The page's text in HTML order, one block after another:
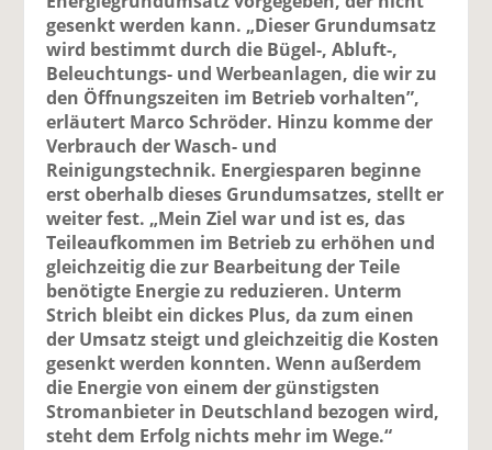
gesenkt werden kann. „Dieser Grundumsatz
wird bestimmt durch die Bügel-, Abluft-,
Beleuchtungs- und Werbeanlagen, die wir zu
den Öffnungszeiten im Betrieb vorhalten”,
erläutert Marco Schröder. Hinzu komme der
Verbrauch der Wasch- und
Reinigungstechnik. Energiesparen beginne
erst oberhalb dieses Grundumsatzes, stellt er
weiter fest. „Mein Ziel war und ist es, das
Teileaufkommen im Betrieb zu erhöhen und
gleichzeitig die zur Bearbeitung der Teile
benötigte Energie zu reduzieren. Unterm
Strich bleibt ein dickes Plus, da zum einen
der Umsatz steigt und gleichzeitig die Kosten
gesenkt werden konnten. Wenn außerdem
die Energie von einem der günstigsten
Stromanbieter in Deutschland bezogen wird,
steht dem Erfolg nichts mehr im Wege.“